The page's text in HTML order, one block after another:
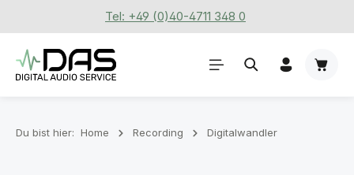
Zum Hauptinhalt springenTel: +49 (0)40-4711 348 0
Du bist hier: Home Recording Digitalwandler